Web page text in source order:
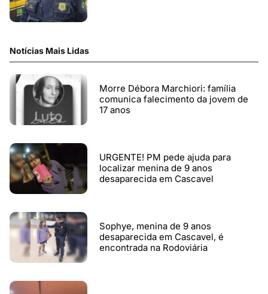
Notícias Mais Lidas
Morre Débora Marchiori: família
comunica falecimento da jovem de
17 anos
URGENTE! PM pede ajuda para
localizar menina de 9 anos
desaparecida em Cascavel
Sophye, menina de 9 anos
desaparecida em Cascavel, é
encontrada na Rodoviária